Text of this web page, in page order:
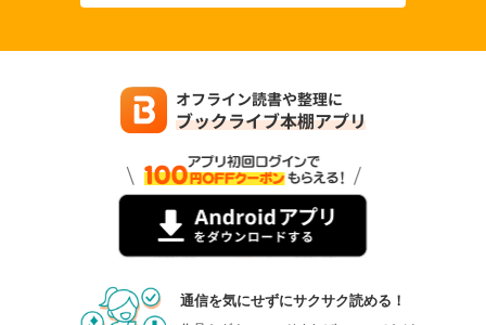
通信を気にせずにサクサク読める！